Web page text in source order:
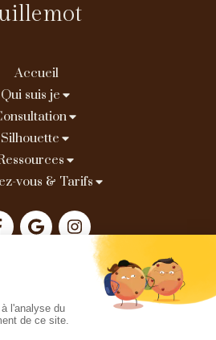
Accueil
Qui suis je
Silhouette
vous & Tarifs
légales